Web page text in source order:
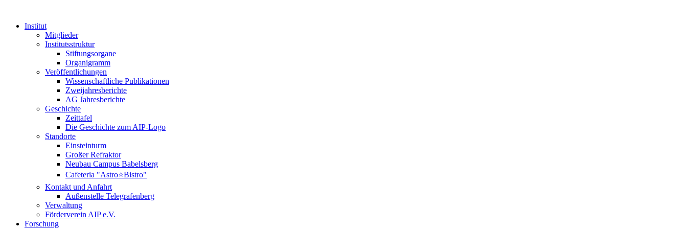
Institut
Mitglieder
Institutsstruktur
Stiftungsorgane
Organigramm
Veröffentlichungen
Wissenschaftliche Publikationen
Zweijahresberichte
AG Jahresberichte
Geschichte
Zeittafel
Die Geschichte zum AIP-Logo
Standorte
Einsteinturm
Großer Refraktor
Neubau Campus Babelsberg
Cafeteria "Astro⭐Bistro"
Kontakt und Anfahrt
Außenstelle Telegrafenberg
Verwaltung
Förderverein AIP e.V.
Forschung